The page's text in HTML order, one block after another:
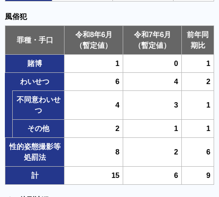
風俗犯
罪種・手口
令和8年6月
（暫定値）
令和7年6月
（暫定値）
前年同
期比
賭博 1 0 1
わいせつ 6 4 2
不同意わいせ
つ
4 3 1
その他 2 1 1
性的姿態撮影等
処罰法
8 2 6
計 15 6 9